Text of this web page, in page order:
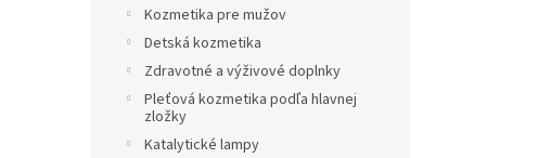
Kozmetika pre mužov
Detská kozmetika
Zdravotné a výživové doplnky
Pleťová kozmetika podľa hlavnej
zložky
Katalytické lampy